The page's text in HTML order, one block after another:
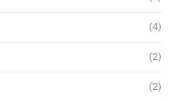
(4)
(2)
(2)